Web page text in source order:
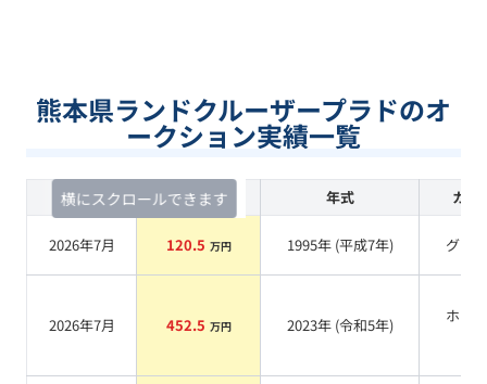
熊本県ランドクルーザープラドのオ
ークション実績一覧
横にスクロールできます
査定時期 セルカ実績 年式 カラ
2026年7月 120.5 万円 1995年 (平成7年) グレー
2026年7月 452.5 万円 2023年 (令和5年)
ホワ